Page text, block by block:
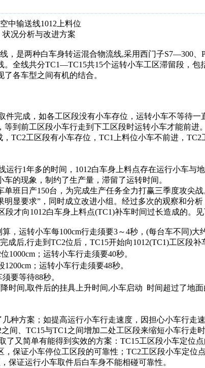
送线1012上料位
与改进方案
，是两种白车身转运混合物流线,采用西门子S7—300、
全线共分TC1—TC15共15个运转小车工区滞留段，包
各车型之间有机的结合。
件完成，如各工区段没有小车存位，运转小车不等待
到前工区段小车行走到下工区段时运转小车才能前进。
TC2工区段有小车存位，TC1上料位小车不前进，
运行1年多的时间，1012白车身上料点存在运行小车与
的现象，制约了生产量，滞留了运转时间。
单班日产150台，为完成生产任务全力打赢三季度攻尖
显要求”，同时成立改进小组。经过多次的观察和分
段才向1012白车身上料点(TC1)补车时间过长造成的。见
运转小车每100cm行走须要3～4秒，(每台车不同)大
成后,行走到TC2位后，TC15开始向1012(TC1)工区段补
1000cm；运转小车行走须要40秒。
；运转小车行走须要48秒。
要等待88秒。
时间,取件后的挂具上升时间,小车启动 时间超过了地
种方案；如提高运行小车行走速度，因担心小车行走
间、TC15与TC1之间增加二处工区段来缩短小车行走
了又简单有能得到实效的方案：TC15工区段小车定位
，保证小车停位工区段的可靠性；TC2工区段小车定位
保证运行小车取件后白车身不能相碰可靠性。